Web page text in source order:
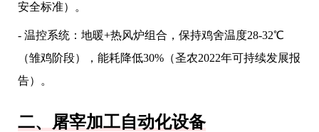
安全标准）。
- 温控系统：地暖+热风炉组合，保持鸡舍温度28-32℃
（雏鸡阶段），能耗降低30%（圣农2022年可持续发展报
告）。
二、屠宰加工自动化设备